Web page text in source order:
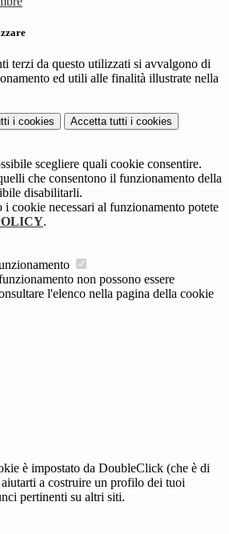
terzi da questo utilizzati si avvalgono di
ed utili alle finalità illustrate nella
i cookies Accetta tutti i cookies
scegliere quali cookie consentire.
che consentono il funzionamento della
disabilitarli.
i cookie necessari al funzionamento potete
.
non possono essere
l'elenco nella pagina della cookie
è impostato da DoubleClick (che è di
a costruire un profilo dei tuoi
pertinenti su altri siti.